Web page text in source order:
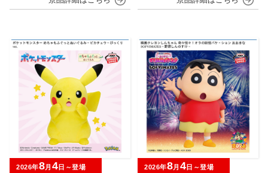
2026年8月 4 日～登場 2026年8月 4 日～登場